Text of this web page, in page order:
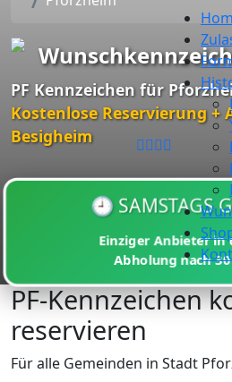
PF Kennzeichen für
Kostenlose Reservierung +
Besigheim
🕘 SAMSTAGS
Einziger Anbieter in
Abholung nach
PF-Kennzeichen
reservieren
Für alle Gemeinden in Stadt